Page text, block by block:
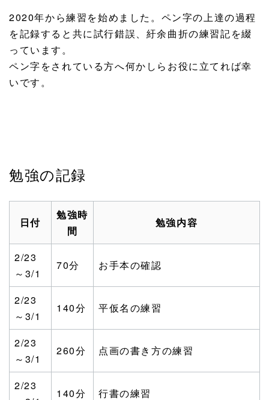
2020年から練習を始めました。ペン字の上達の過程
を記録すると共に試行錯誤、紆余曲折の練習記を綴
っています。
ペン字をされている方へ何かしらお役に立てれば幸
いです。
勉強の記録
日付
勉強時
間
勉強内容
2/23
～3/1
70分 お手本の確認
2/23
～3/1
140分 平仮名の練習
2/23
～3/1
260分 点画の書き方の練習
2/23
140分 行書の練習